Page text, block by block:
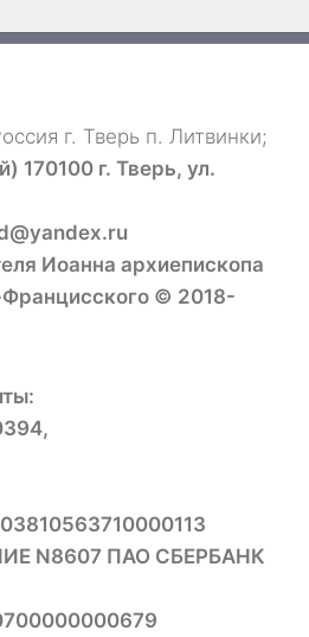
г. Тверь п. Литвинки;
170100 г. Тверь, ул.
Иоанна архиепископа
© 2018-
N8607 ПАО СБЕРБАНК